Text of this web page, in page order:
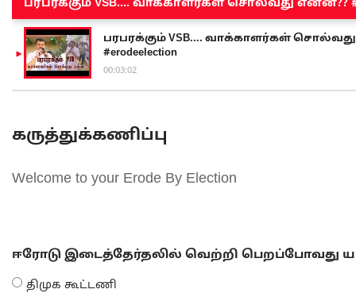
பரபரக்கும் VSB.... வாக்காளர்கள் சொல்வது என்ன??
பரபரக்கும் VSB.... வாக்காளர்கள் சொல்வது
#erodeelection
00:03:02
கருத்துக்கணிப்பு
Welcome to your Erode By Election
ஈரோடு இடைத்தேர்தலில் வெற்றி பெறப்போவது
திமுக கூட்டணி